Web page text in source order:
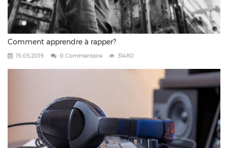
Comment apprendre à rapper?
15.05.2019 0 Commentaire 31480